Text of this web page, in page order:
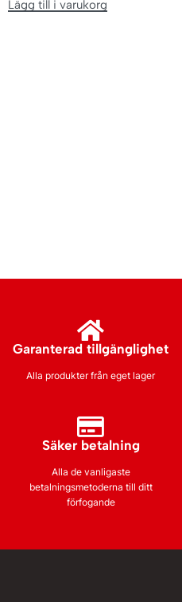
Lägg till i varukorg
Garanterad tillgänglighet
Alla produkter från eget lager
Säker betalning
Alla de vanligaste
betalningsmetoderna till ditt
förfogande